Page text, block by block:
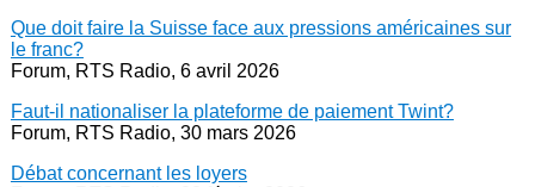
Que doit faire la Suisse face aux pressions américaines sur
le franc?
Forum, RTS Radio, 6 avril 2026
Faut-il nationaliser la plateforme de paiement Twint?
Forum, RTS Radio, 30 mars 2026
Débat concernant les loyers